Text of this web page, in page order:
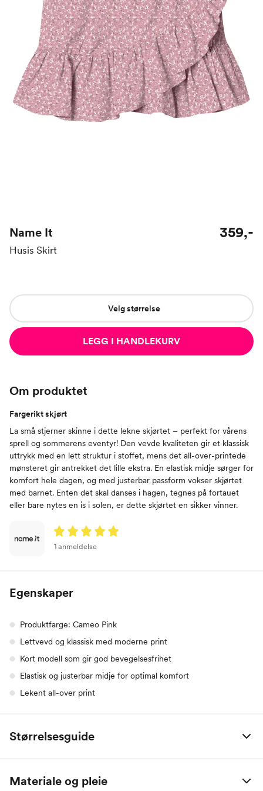
Name It
Husis Skirt
359,-
Velg størrelse
LEGG I HANDLEKURV
Om produktet
Fargerikt skjørt
La små stjerner skinne i dette lekne skjørtet – perfekt for vårens
sprell og sommerens eventyr! Den vevde kvaliteten gir et klassisk
uttrykk med en lett struktur i stoffet, mens det all-over-printede
mønsteret gir antrekket det lille ekstra. En elastisk midje sørger for
komfort hele dagen, og med justerbar passform vokser skjørtet
med barnet. Enten det skal danses i hagen, tegnes på fortauet
eller bare nytes en is i solen, er dette skjørtet en sikker vinner.
1 anmeldelse
Egenskaper
Produktfarge: Cameo Pink
Lettvevd og klassisk med moderne print
Kort modell som gir god bevegelsesfrihet
Elastisk og justerbar midje for optimal komfort
Lekent all-over print
Størrelsesguide
Name it Baby:
Materiale og pleie